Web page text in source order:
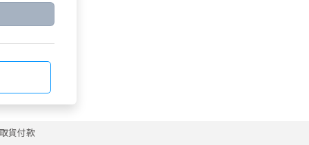
貨付款